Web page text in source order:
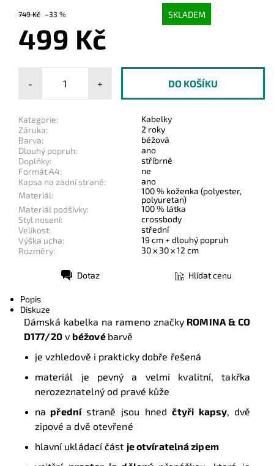
749 Kč –33 % SKLADEM
499 Kč
- +
Kategorie:
Kabelky
Záruka:
2 roky
Barva:
béžová
Dlouhý popruh:
ano
Doplňky:
stříbrné
Formát A4:
ne
Kapsa na zadní straně:
ano
Materiál:
100 % koženka (polyester,
polyuretan)
Materiál podšívky:
100 % látka
Styl nosení:
crossbody
Velikost:
střední
Výška ucha:
19 cm + dlouhý popruh
Rozměry:
30 x 30 x 12 cm
Dotaz Hlídat cenu
Popis
Diskuze
Dámská kabelka na rameno značky ROMINA & CO
D177/20v béžové barvě
je vzhledově i prakticky dobře řešená
materiál je pevný a velmi kvalitní, takřka
nerozeznatelný od pravé kůže
na přednístraně jsou hnedčtyři kapsy
dvě
zipové a dvě otevřené
hlavní ukládací část je otvíratelná zipem